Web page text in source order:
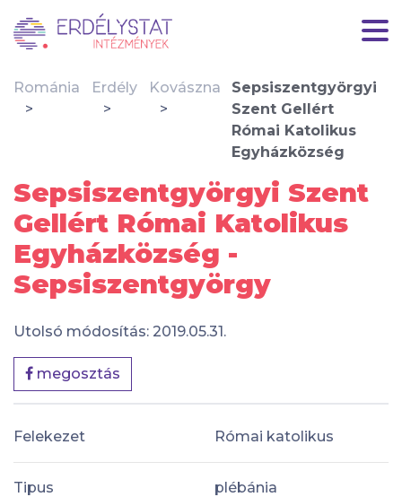
Románia Erdély Kovászna
Sepsiszentgyörgyi
Szent Gellért
Római Katolikus
Egyházközség
Sepsiszentgyörgyi Szent
Gellért Római Katolikus
Egyházközség -
Sepsiszentgyörgy
Utolsó módosítás: 2019.05.31.
megosztás
Felekezet Római katolikus
Tipus plébánia